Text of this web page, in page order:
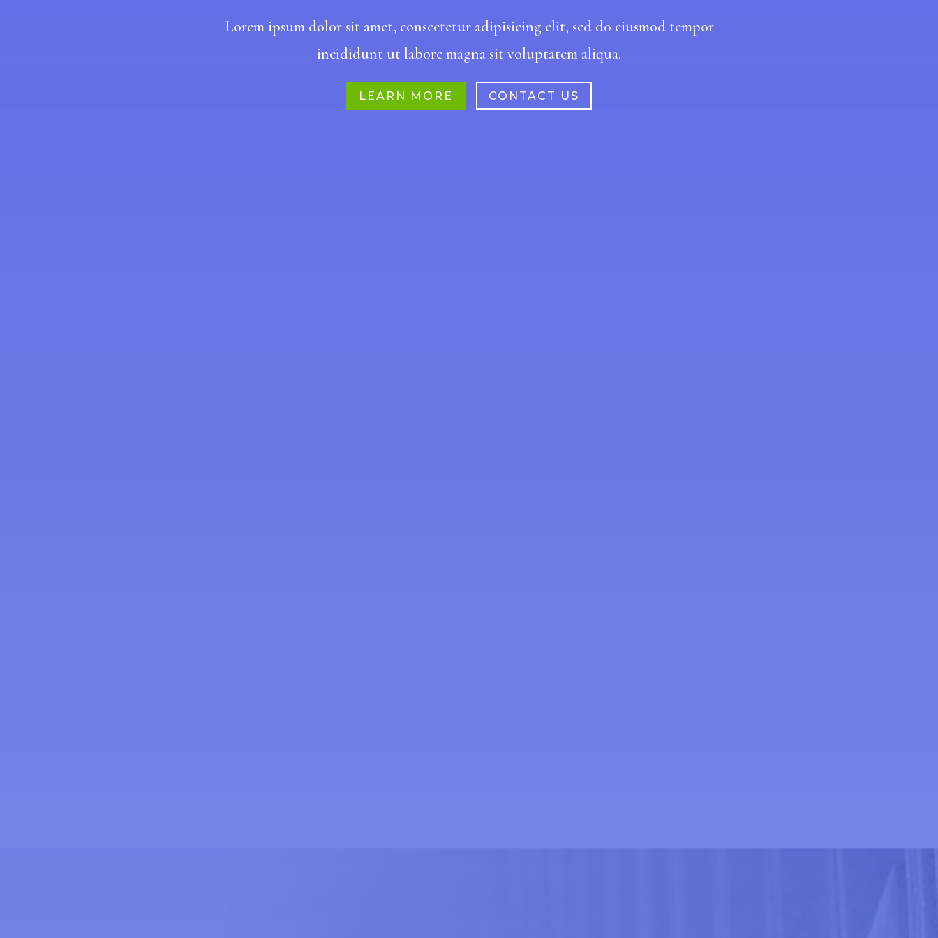
Lorem ipsum dolor sit amet, consectetur adipisicing elit, sed do eiusmod tempor
incididunt ut labore magna sit voluptatem aliqua.
LEARN MORE CONTACT US